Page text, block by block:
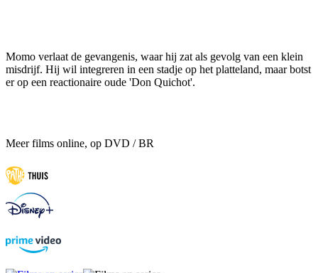
Momo verlaat de gevangenis, waar hij zat als gevolg van een klein
misdrijf. Hij wil integreren in een stadje op het platteland, maar botst
er op een reactionaire oude 'Don Quichot'.
Meer films online, op DVD / BR